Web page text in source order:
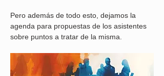
Pero además de todo esto, dejamos la
agenda para propuestas de los asistentes
sobre puntos a tratar de la misma.